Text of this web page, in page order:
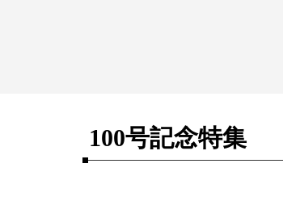
100号記念特集